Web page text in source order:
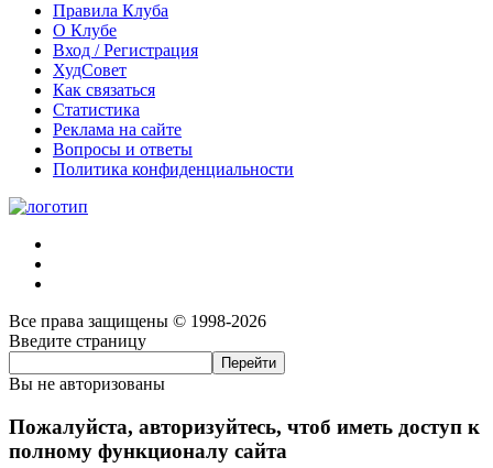
Правила Клуба
О Клубе
Вход / Регистрация
ХудСовет
Как связаться
Статистика
Реклама на сайте
Вопросы и ответы
Политика конфиденциальности
Все права защищены © 1998-2026
Введите страницу
Вы не авторизованы
Пожалуйста, авторизуйтесь, чтоб иметь доступ к
полному функционалу сайта